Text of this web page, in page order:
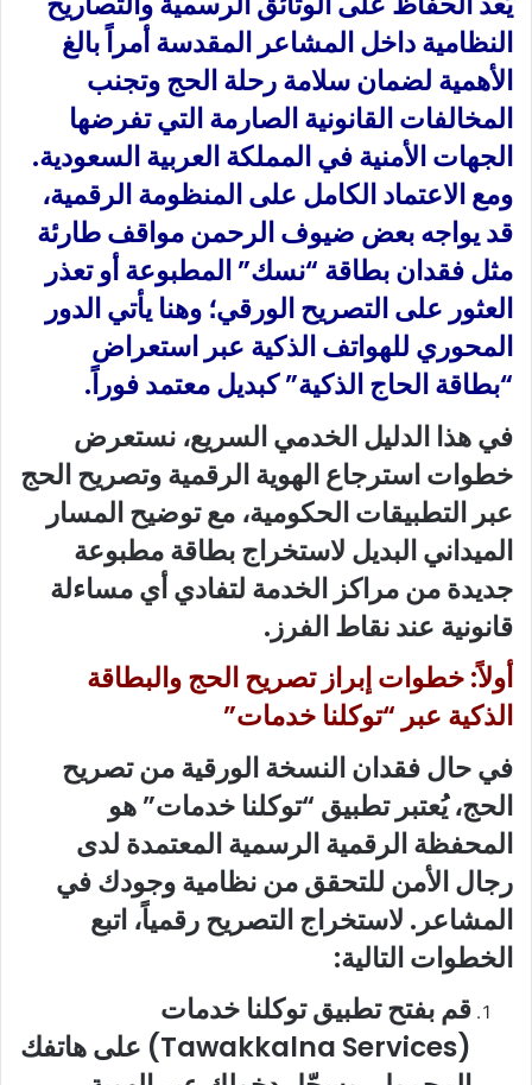
النظامية داخل المشاعر المقدسة أمراً بالغ
الأهمية لضمان سلامة رحلة الحج وتجنب
المخالفات القانونية الصارمة التي تفرضها
الجهات الأمنية في المملكة العربية السعودية.
ومع الاعتماد الكامل على المنظومة الرقمية،
قد يواجه بعض ضيوف الرحمن مواقف طارئة
مثل فقدان بطاقة “نسك” المطبوعة أو تعذر
العثور على التصريح الورقي؛ وهنا يأتي الدور
المحوري للهواتف الذكية عبر استعراض
“بطاقة الحاج الذكية” كبديل معتمد فوراً.
في هذا الدليل الخدمي السريع، نستعرض
خطوات استرجاع الهوية الرقمية وتصريح الحج
عبر التطبيقات الحكومية، مع توضيح المسار
الميداني البديل لاستخراج بطاقة مطبوعة
جديدة من مراكز الخدمة لتفادي أي مساءلة
قانونية عند نقاط الفرز.
أولاً: خطوات إبراز تصريح الحج والبطاقة
الذكية عبر “توكلنا خدمات”
في حال فقدان النسخة الورقية من تصريح
الحج، يُعتبر تطبيق “توكلنا خدمات” هو
المحفظة الرقمية الرسمية المعتمدة لدى
رجال الأمن للتحقق من نظامية وجودك في
المشاعر. لاستخراج التصريح رقمياً، اتبع
الخطوات التالية:
قم بفتح تطبيق توكلنا خدمات
(Tawakkalna Services) على هاتفك